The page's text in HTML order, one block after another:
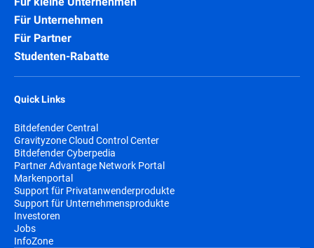
Für Unternehmen
Für Partner
Studenten-Rabatte
Quick Links
Bitdefender Central
Gravityzone Cloud Control Center
Bitdefender Cyberpedia
Partner Advantage Network Portal
Markenportal
Support für Privatanwenderprodukte
Support für Unternehmensprodukte
Investoren
Jobs
InfoZone